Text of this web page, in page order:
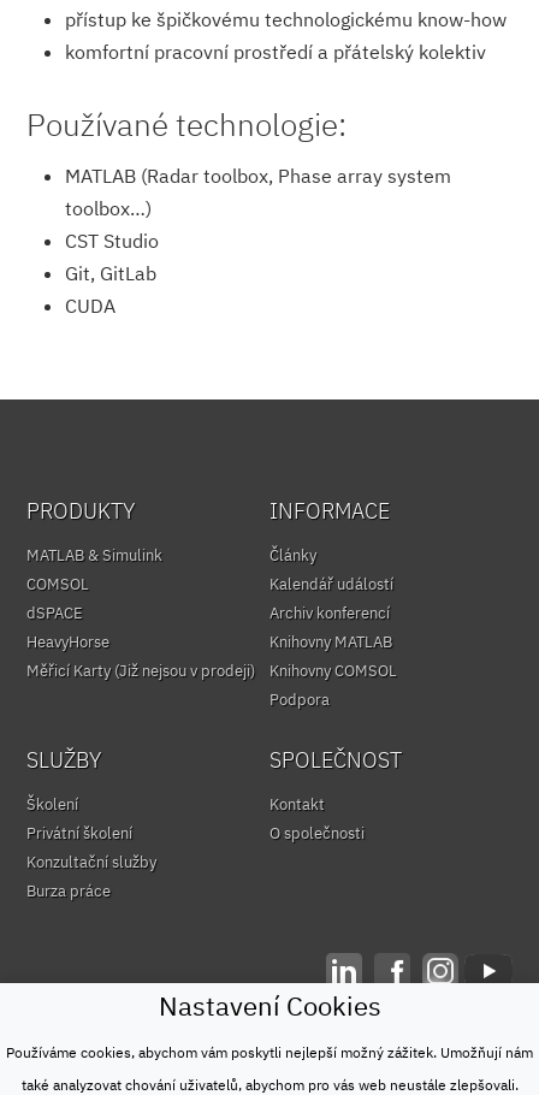
přístup ke špičkovému technologickému know-how
komfortní pracovní prostředí a přátelský kolektiv
Používané technologie:
MATLAB (Radar toolbox, Phase array system
toolbox…)
CST Studio
Git, GitLab
CUDA
Nastavení Cookies
Používáme cookies, abychom vám poskytli nejlepší možný zážitek. Umožňují nám
také analyzovat chování uživatelů, abychom pro vás web neustále zlepšovali.
PRODUKTY
MATLAB & Simulink
COMSOL
dSPACE
HeavyHorse
Měřicí Karty (Již nejsou v prodeji)
INFORMACE
Články
Kalendář událostí
Archiv konferencí
Knihovny MATLAB
Knihovny COMSOL
Podpora
SLUŽBY
Školení
Privátní školení
Konzultační služby
Burza práce
SPOLEČNOST
Kontakt
O společnosti
© HUMUSOFT 1991 - 2026
Ochrana osobních údajů
&